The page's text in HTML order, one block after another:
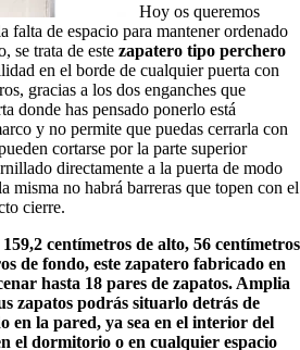
Hoy os queremos
falta de espacio para mantener ordenado
se trata de este zapatero tipo perchero
en el borde de cualquier puerta con
gracias a los dos enganches que
donde has pensado ponerlo está
y no permite que puedas cerrarla con
cortarse por la parte superior
directamente a la puerta de modo
misma no habrá barreras que topen con el
cierre.
centímetros de alto, 56 centímetros
de fondo, este zapatero fabricado en
hasta 18 pares de zapatos. Amplia
zapatos podrás situarlo detrás de
en la pared, ya sea en el interior del
el dormitorio o en cualquier espacio